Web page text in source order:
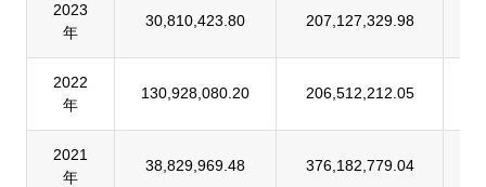
2023
年
30,810,423.80 207,127,329.98
2022
年
130,928,080.20 206,512,212.05
2021
年
38,829,969.48 376,182,779.04